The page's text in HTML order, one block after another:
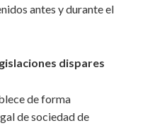
antes y durante el
dispares
de forma
de sociedad de